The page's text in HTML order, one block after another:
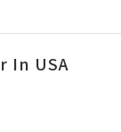
In USA